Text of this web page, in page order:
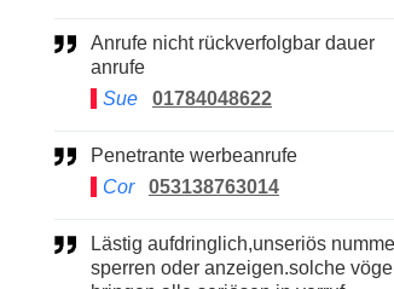
Anrufe nicht rückverfolgbar dauer
anrufe
Sue
01784048622
Penetrante werbeanrufe
Cor
053138763014
Lästig aufdringlich,unseriös nummer
sperren oder anzeigen.solche vögel